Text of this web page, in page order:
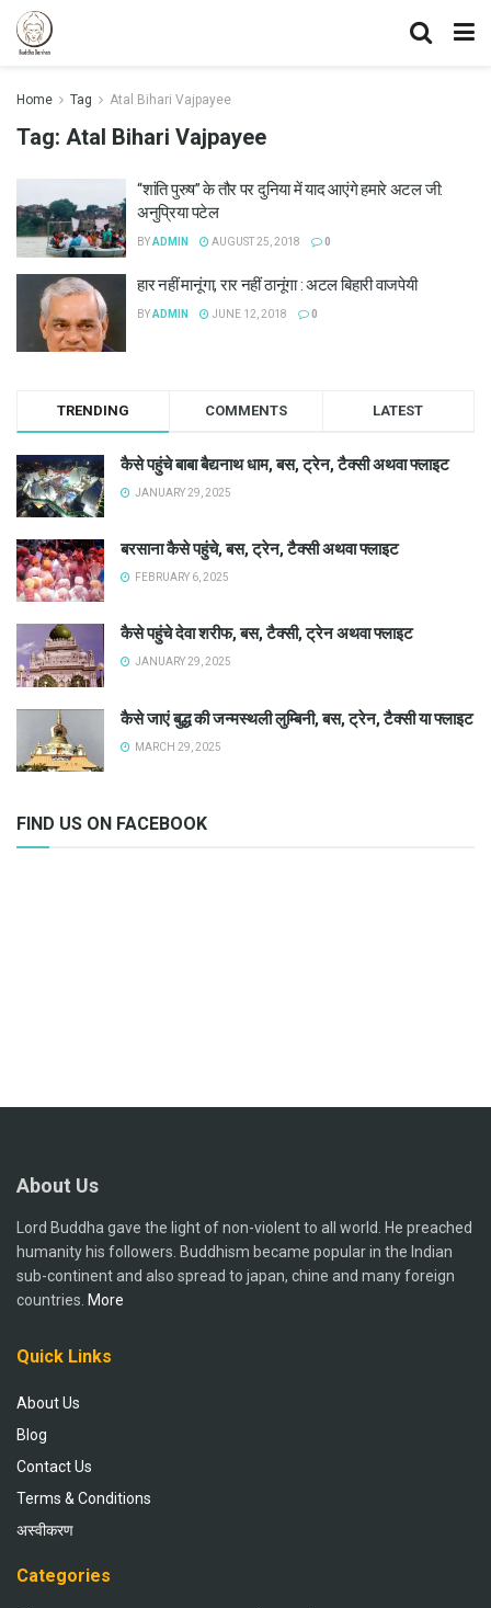
Home Tag Atal Bihari Vajpayee
Tag: Atal Bihari Vajpayee
“शांति पुरुष” के तौर पर दुनिया में याद आएंगे हमारे अटल जी:
अनुप्रिया पटेल
BYADMIN AUGUST 25, 2018 0
हार नहीं मानूंगा, रार नहीं ठानूंगा : अटल बिहारी वाजपेयी
BYADMIN JUNE 12, 2018 0
TRENDING COMMENTS LATEST
कैसे पहुंचे बाबा बैद्यनाथ धाम, बस, ट्रेन, टैक्सी अथवा फ्लाइट
JANUARY 29, 2025
बरसाना कैसे पहुंचे, बस, ट्रेन, टैक्सी अथवा फ्लाइट
FEBRUARY 6, 2025
कैसे पहुंचे देवा शरीफ, बस, टैक्सी, ट्रेन अथवा फ्लाइट
JANUARY 29, 2025
कैसे जाएं बुद्ध की जन्मस्थली लुम्बिनी, बस, ट्रेन, टैक्सी या फ्लाइट
MARCH 29, 2025
FIND US ON FACEBOOK
About Us
Lord Buddha gave the light of non-violent to all world. He preached
humanity his followers. Buddhism became popular in the Indian
sub-continent and also spread to japan, chine and many foreign
countries. More
Quick Links
About Us
Blog
Contact Us
Terms & Conditions
अस्वीकरण
Categories